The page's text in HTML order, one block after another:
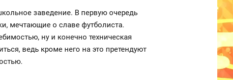
заведение. В первую очередь
мечтающие о славе футболиста.
ну и конечно техническая
ведь кроме него на это претендуют